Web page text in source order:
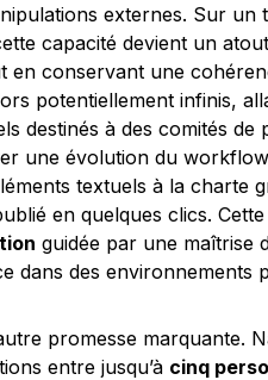
externes. Sur un
capacité devient un
en conservant une
potentiellement infinis,
destinés à des comités de
une évolution du
textuels à la charte
en quelques clics.
guidée par une maîtrise
dans des environnements
promesse marquante.
entre jusqu’à cinq